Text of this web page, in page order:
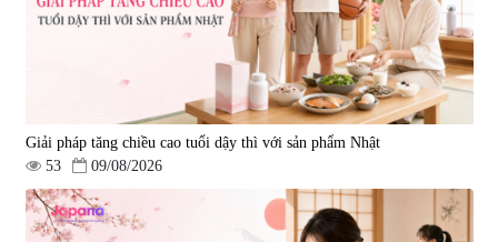
Giải pháp tăng chiều cao tuổi dậy thì với sản phẩm Nhật
53
09/08/2026